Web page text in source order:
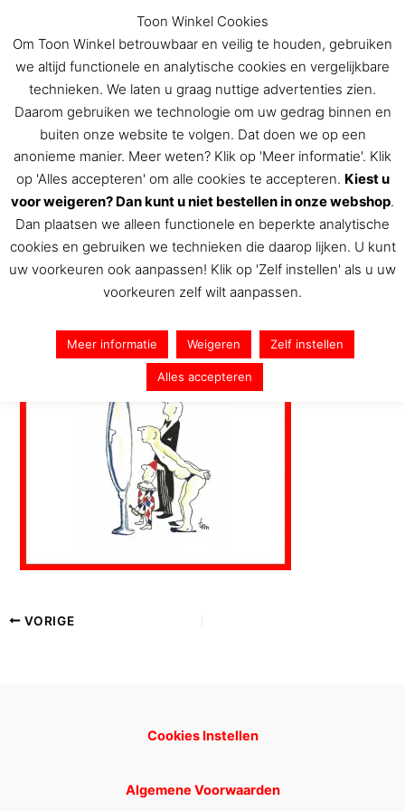
inhoud
De Toon Hermans winkel
img_7287
DoorToon Hermans/15 maart 2024
VORIGE
Cookies Instellen
Algemene Voorwaarden
Toon Winkel Cookies
Om Toon Winkel betrouwbaar en veilig te houden, gebruiken
we altijd functionele en analytische cookies en vergelijkbare
technieken. We laten u graag nuttige advertenties zien.
Daarom gebruiken we technologie om uw gedrag binnen en
buiten onze website te volgen. Dat doen we op een
anonieme manier. Meer weten? Klik op 'Meer informatie'. Klik
op 'Alles accepteren' om alle cookies te accepteren. Kiest u
voor weigeren? Dan kunt u niet bestellen in onze webshop.
Dan plaatsen we alleen functionele en beperkte analytische
cookies en gebruiken we technieken die daarop lijken. U kunt
uw voorkeuren ook aanpassen! Klik op 'Zelf instellen' als u uw
voorkeuren zelf wilt aanpassen.
Meer informatie Weigeren Zelf instellen
Alles accepteren